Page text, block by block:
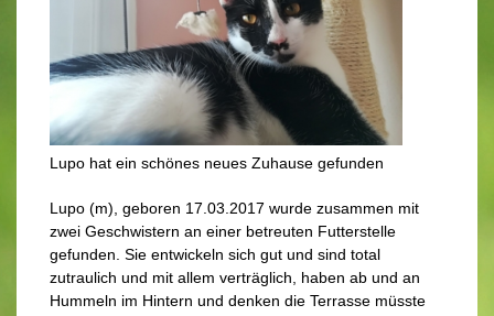
Lupo hat ein schönes neues Zuhause gefunden
Lupo (m), geboren 17.03.2017 wurde zusammen mit
zwei Geschwistern an einer betreuten Futterstelle
gefunden. Sie entwickeln sich gut und sind total
zutraulich und mit allem verträglich, haben ab und an
Hummeln im Hintern und denken die Terrasse müsste